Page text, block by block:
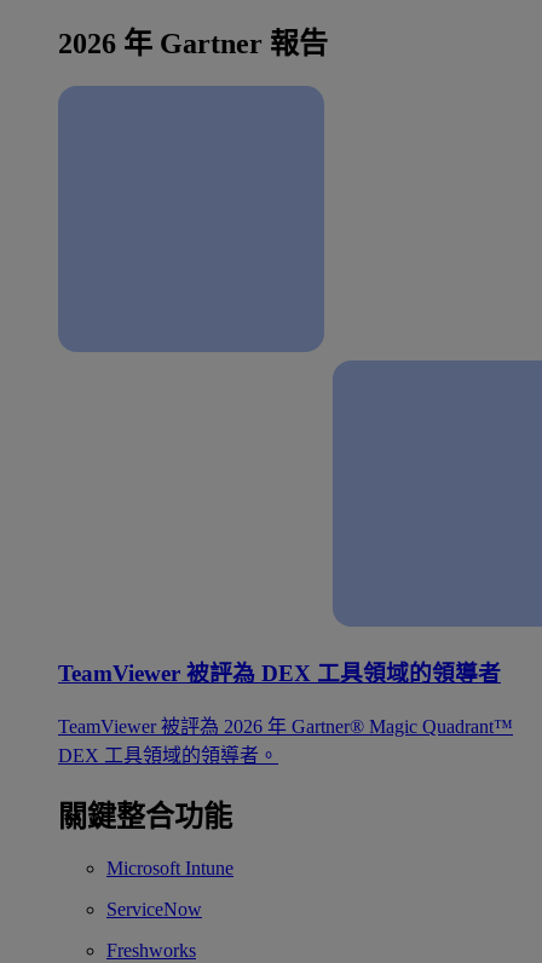
2026 年 Gartner 報告
TeamViewer 被評為 DEX 工具領域的領導者
TeamViewer 被評為 2026 年 Gartner® Magic Quadrant™
DEX 工具領域的領導者。
關鍵整合功能
Microsoft Intune
ServiceNow
Freshworks